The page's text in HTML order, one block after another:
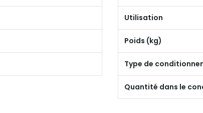
Utilisation
Poids (kg)
Type de
Quantité dans le